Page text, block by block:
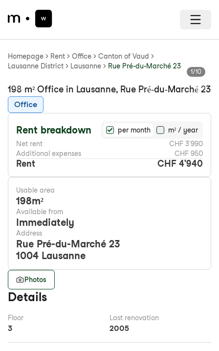
Homepage Rent Office
Canton of Vaud
Lausanne District
Lausanne Rue Pré-du-Marché 23
Previous slide Next
1/10
198 m² Office in Lausanne, Rue Pré-du-Marché 23
Office
Rent breakdown per month
m² / year
Net rent
CHF 3'990
Additional expenses
CHF 950
Rent CHF 4'940
Usable area
198m²
Available from
Immediately
Address
Rue Pré-du-Marché 23
1004 Lausanne
Photos
Details
Floor
3
Last renovation
2005